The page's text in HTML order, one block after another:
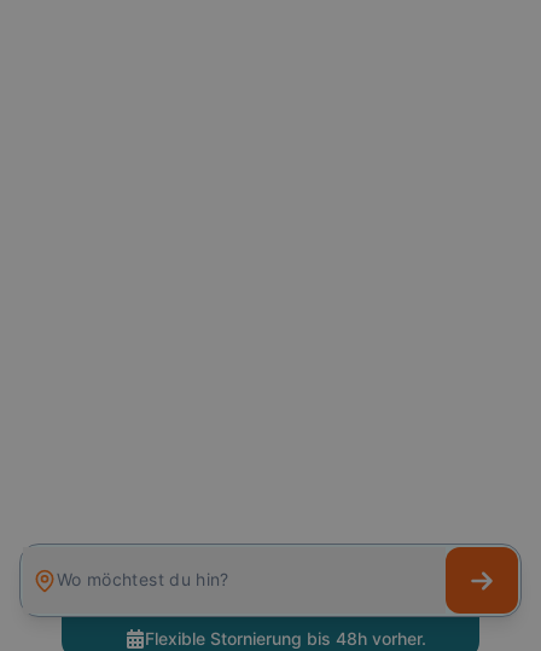
Wo möchtest du hin?
Flexible Stornierung bis 48h vorher.